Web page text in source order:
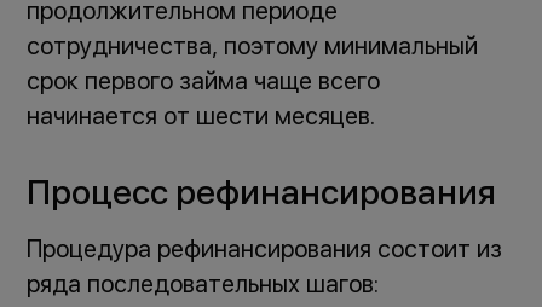
продолжительном периоде
сотрудничества, поэтому минимальный
срок первого займа чаще всего
начинается от шести месяцев.
Процесс рефинансирования
Процедура рефинансирования состоит из
ряда последовательных шагов: